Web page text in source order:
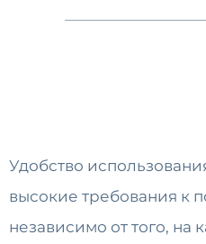
Удобство
высокие требования к
независимо от того, на